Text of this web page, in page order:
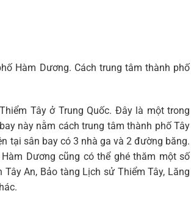
Hàm Dương. Cách trung tâm thành phố
Tây ở Trung Quốc. Đây là một trong
này nằm cách trung tâm thành phố Tây
tại sân bay có 3 nhà ga và 2 đường băng.
Dương cũng có thể ghé thăm một số
An, Bảo tàng Lịch sử Thiểm Tây, Lăng